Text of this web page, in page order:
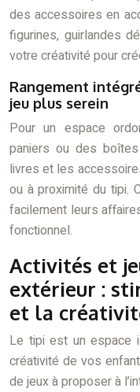
des accessoires en
figurines, guirlandes
votre créativité pour
Rangement
jeu plus serein
Pour un espace
paniers ou des
livres et les
ou à proximité du tipi.
facilement leurs
fonctionnel.
Activités et
extérieur :
et la
Le tipi est un espace
créativité de vos
de jeux à proposer à